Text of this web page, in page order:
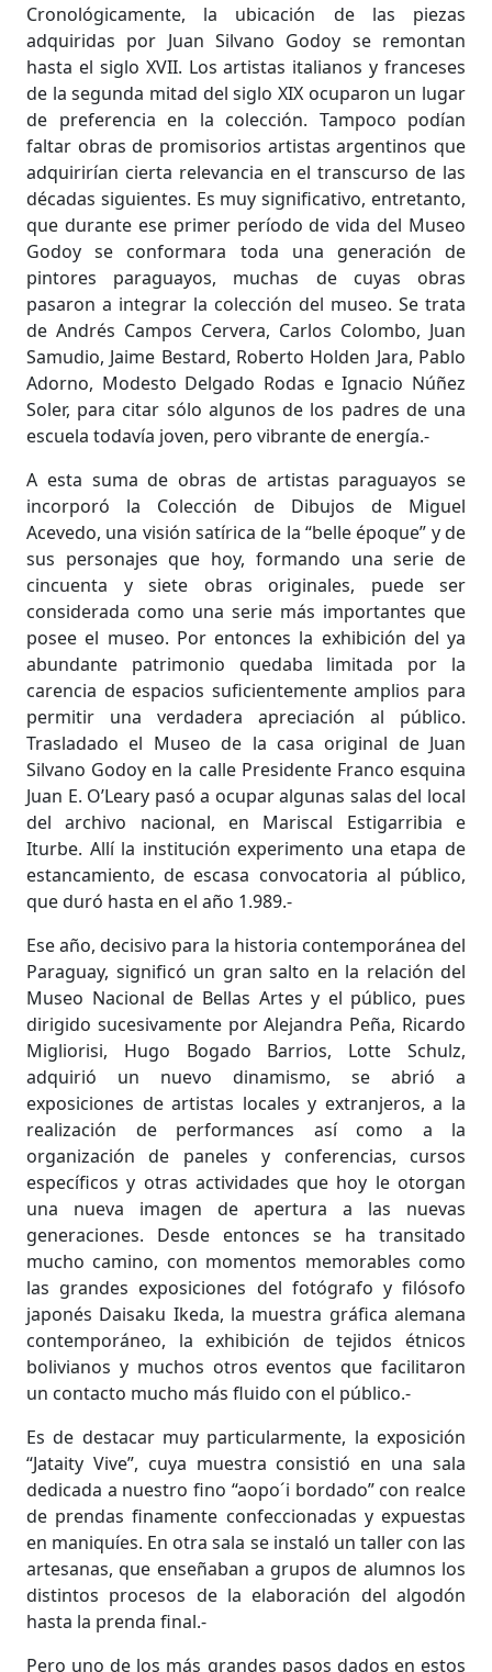
Cronológicamente, la ubicación de las piezas
adquiridas por Juan Silvano Godoy se remontan
hasta el siglo XVII. Los artistas italianos y franceses
de la segunda mitad del siglo XIX ocuparon un lugar
de preferencia en la colección. Tampoco podían
faltar obras de promisorios artistas argentinos que
adquirirían cierta relevancia en el transcurso de las
décadas siguientes. Es muy significativo, entretanto,
que durante ese primer período de vida del Museo
Godoy se conformara toda una generación de
pintores paraguayos, muchas de cuyas obras
pasaron a integrar la colección del museo. Se trata
de Andrés Campos Cervera, Carlos Colombo, Juan
Samudio, Jaime Bestard, Roberto Holden Jara, Pablo
Adorno, Modesto Delgado Rodas e Ignacio Núñez
Soler, para citar sólo algunos de los padres de una
escuela todavía joven, pero vibrante de energía.-
A esta suma de obras de artistas paraguayos se
incorporó la Colección de Dibujos de Miguel
Acevedo, una visión satírica de la “belle époque” y de
sus personajes que hoy, formando una serie de
cincuenta y siete obras originales, puede ser
considerada como una serie más importantes que
posee el museo. Por entonces la exhibición del ya
abundante patrimonio quedaba limitada por la
carencia de espacios suficientemente amplios para
permitir una verdadera apreciación al público.
Trasladado el Museo de la casa original de Juan
Silvano Godoy en la calle Presidente Franco esquina
Juan E. O’Leary pasó a ocupar algunas salas del local
del archivo nacional, en Mariscal Estigarribia e
Iturbe. Allí la institución experimento una etapa de
estancamiento, de escasa convocatoria al público,
que duró hasta en el año 1.989.-
Ese año, decisivo para la historia contemporánea del
Paraguay, significó un gran salto en la relación del
Museo Nacional de Bellas Artes y el público, pues
dirigido sucesivamente por Alejandra Peña, Ricardo
Migliorisi, Hugo Bogado Barrios, Lotte Schulz,
adquirió un nuevo dinamismo, se abrió a
exposiciones de artistas locales y extranjeros, a la
realización de performances así como a la
organización de paneles y conferencias, cursos
específicos y otras actividades que hoy le otorgan
una nueva imagen de apertura a las nuevas
generaciones. Desde entonces se ha transitado
mucho camino, con momentos memorables como
las grandes exposiciones del fotógrafo y filósofo
japonés Daisaku Ikeda, la muestra gráfica alemana
contemporáneo, la exhibición de tejidos étnicos
bolivianos y muchos otros eventos que facilitaron
un contacto mucho más fluido con el público.-
Es de destacar muy particularmente, la exposición
“Jataity Vive”, cuya muestra consistió en una sala
dedicada a nuestro fino “aopo´i bordado” con realce
de prendas finamente confeccionadas y expuestas
en maniquíes. En otra sala se instaló un taller con las
artesanas, que enseñaban a grupos de alumnos los
distintos procesos de la elaboración del algodón
hasta la prenda final.-
Pero uno de los más grandes pasos dados en estos